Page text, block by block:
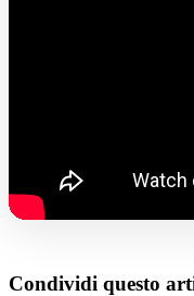
Condividi questo